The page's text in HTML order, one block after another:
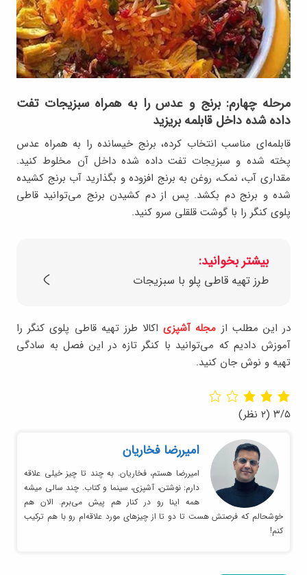
مرحله چهارم: برنج و عدس را به همراه سبزیجات تفت
داده شده داخل قابلمه بریزید
قابلمه‌ای مناسب انتخاب کرده، برنج خیسانده را به همراه عدس
پخته شده و سبزیجات تفت داده شده داخل آن مخلوط کنید.
مقداری آب، نمک، روغن به برنج افزوده و بگذارید آب برنج کشیده
شده و برنج دم بکشد. پس از دم کشیدن برنج می‌توانید قاطی
پلوی کنگر را با گوشت قلقلی سرو کنید.
بیشتر بخوانید:
طرز تهیه قاطی پلو با سبزیجات
در این مطلب از مجله آشپزیاکالا طرز تهیه قاطی پلوی کنگر را
آموزش دادیم که می‌توانید با کنگر تازه در این فصل به سادگی
تهیه و نوش جان کنید.
۳/۵ (۲ نظر)
امیر‌رضا فخاریان
امیررضا هستم، فخاریان. به چند تا چیز خیلی علاقه
دارم: نوشتن، آشپزی، سینما و کتاب. چند سالی میشه
همه اینا رو در کنار هم پیش می‌برم. الان هم
خوشحالم که فرصتش هست تا دو تا از چیزهای مورد علاقه‌ام رو با هم ترکیب
کنم!